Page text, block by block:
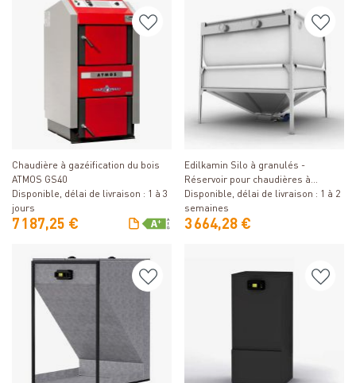
Détails
Chaudière à gazéification du bois
ATMOS GS40
Disponible, délai de livraison : 1 à 3
jours
7 187,25 €
Détails
Edilkamin Silo à granulés -
Réservoir pour chaudières à
granulés de 4,2 à 6,7 t
Disponible, délai de livraison : 1 à 2
semaines
3 664,28 €